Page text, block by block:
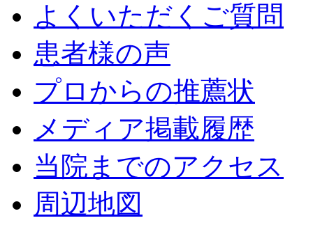
よくいただくご質問
患者様の声
プロからの推薦状
メディア掲載履歴
当院までのアクセス
周辺地図